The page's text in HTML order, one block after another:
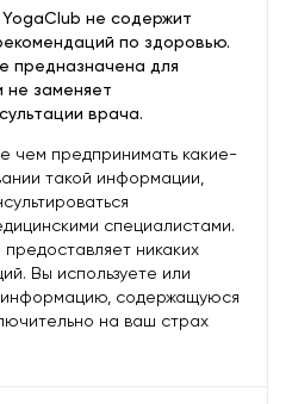
не содержит
по здоровью.
предназначена для
не заменяет
врача.
чем предпринимать какие-
такой информации,
специалистами.
никаких
Вы используете или
содержащуюся
на ваш страх